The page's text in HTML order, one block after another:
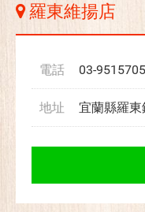
羅東維揚店
電話 03-9515705
地址 宜蘭縣羅